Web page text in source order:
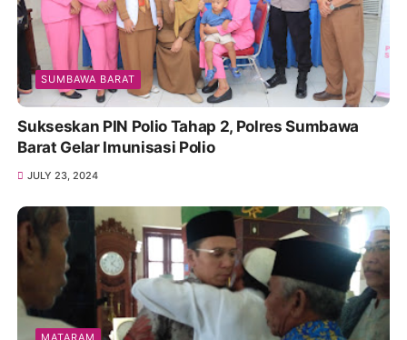
SUMBAWA BARAT
Sukseskan PIN Polio Tahap 2, Polres Sumbawa
Barat Gelar Imunisasi Polio
JULY 23, 2024
MATARAM